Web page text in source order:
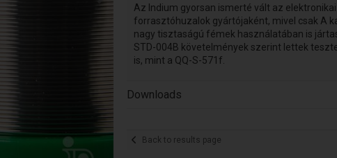
Az Indium gyorsan ismerté vált az
forrasztóhuzalok gyártójaként, mivel csak A
nagy tisztaságú fémek használatában is
STD-004B követelmények szerint lettek
is, mint a QQ-S-571f.
Downloads
Back to results page